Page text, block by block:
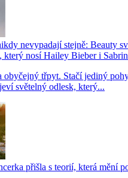
nevypadají stejně: Beauty
nosí Hailey Bieber i
obyčejný třpyt. Stačí jediný
světelný odlesk, který...
přišla s teorií, která mění